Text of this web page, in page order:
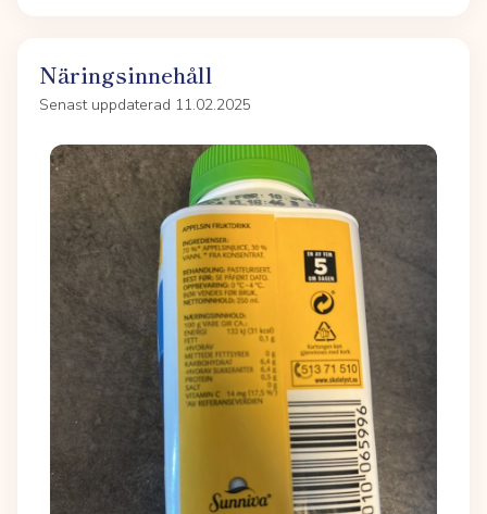
Näringsinnehåll
Senast uppdaterad 11.02.2025